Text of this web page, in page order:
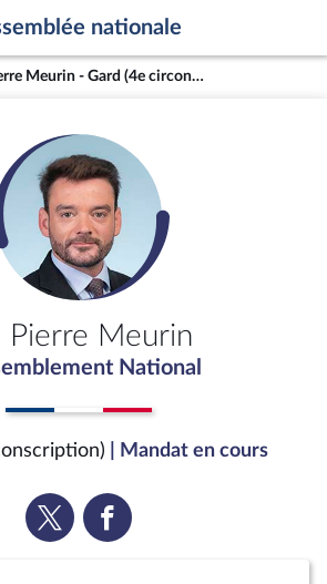
nationale
M. Pierre Meurin - Gard (4e circonscription)
Pierre Meurin
National
| Mandat en cours
Voir
la
Voir
la